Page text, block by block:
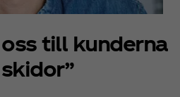
till kunderna